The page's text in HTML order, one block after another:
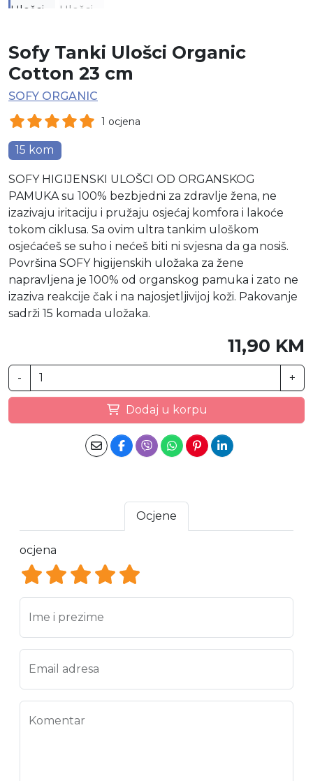
Sofy Tanki Ulošci Organic
Cotton 23 cm
SOFY ORGANIC
1 ocjena
15 kom
SOFY HIGIJENSKI ULOŠCI OD ORGANSKOG
PAMUKA su 100% bezbjedni za zdravlje žena, ne
izazivaju iritaciju i pružaju osjećaj komfora i lakoće
tokom ciklusa. Sa ovim ultra tankim uloškom
osjećaćeš se suho i nećeš biti ni svjesna da ga nosiš.
Površina SOFY higijenskih uložaka za žene
napravljena je 100% od organskog pamuka i zato ne
izaziva reakcije čak i na najosjetljivijoj koži. Pakovanje
sadrži 15 komada uložaka.
11,90 KM
- +
Dodaj u korpu
Ocjene
ocjena
ocjena 5
ocjena 4
ocjena 3
ocjena 2
ocjena 1
Ime i prezime
Email adresa
Komentar